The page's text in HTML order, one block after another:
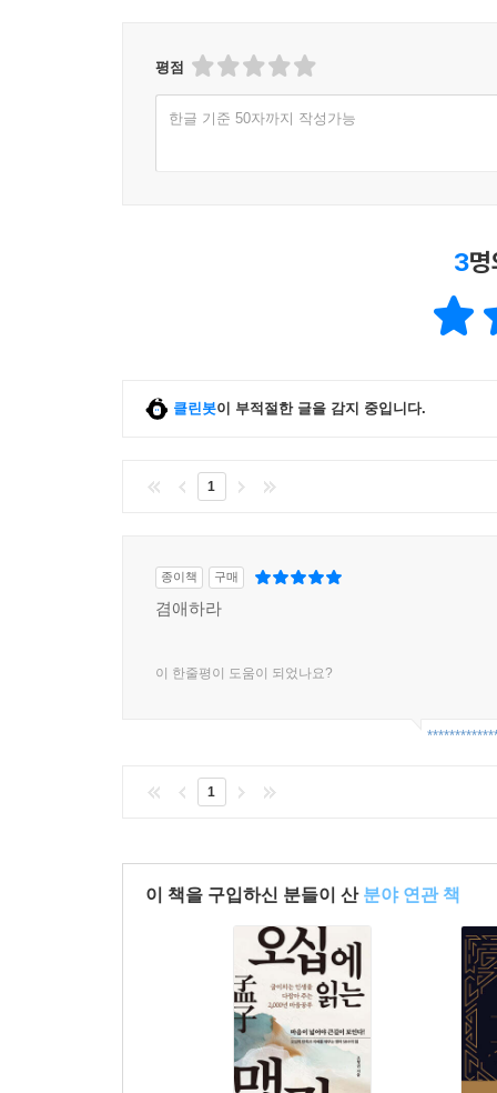
평점
한글 기준 50자까지 작성가능
3
클린봇이 부적절한 글을 감지 중입니다.
1
종이책 구매
겸애하라
이 한줄평이 도움이 되었나요?
1
이 책을 구입하신 분들이 산 분야 연관 책